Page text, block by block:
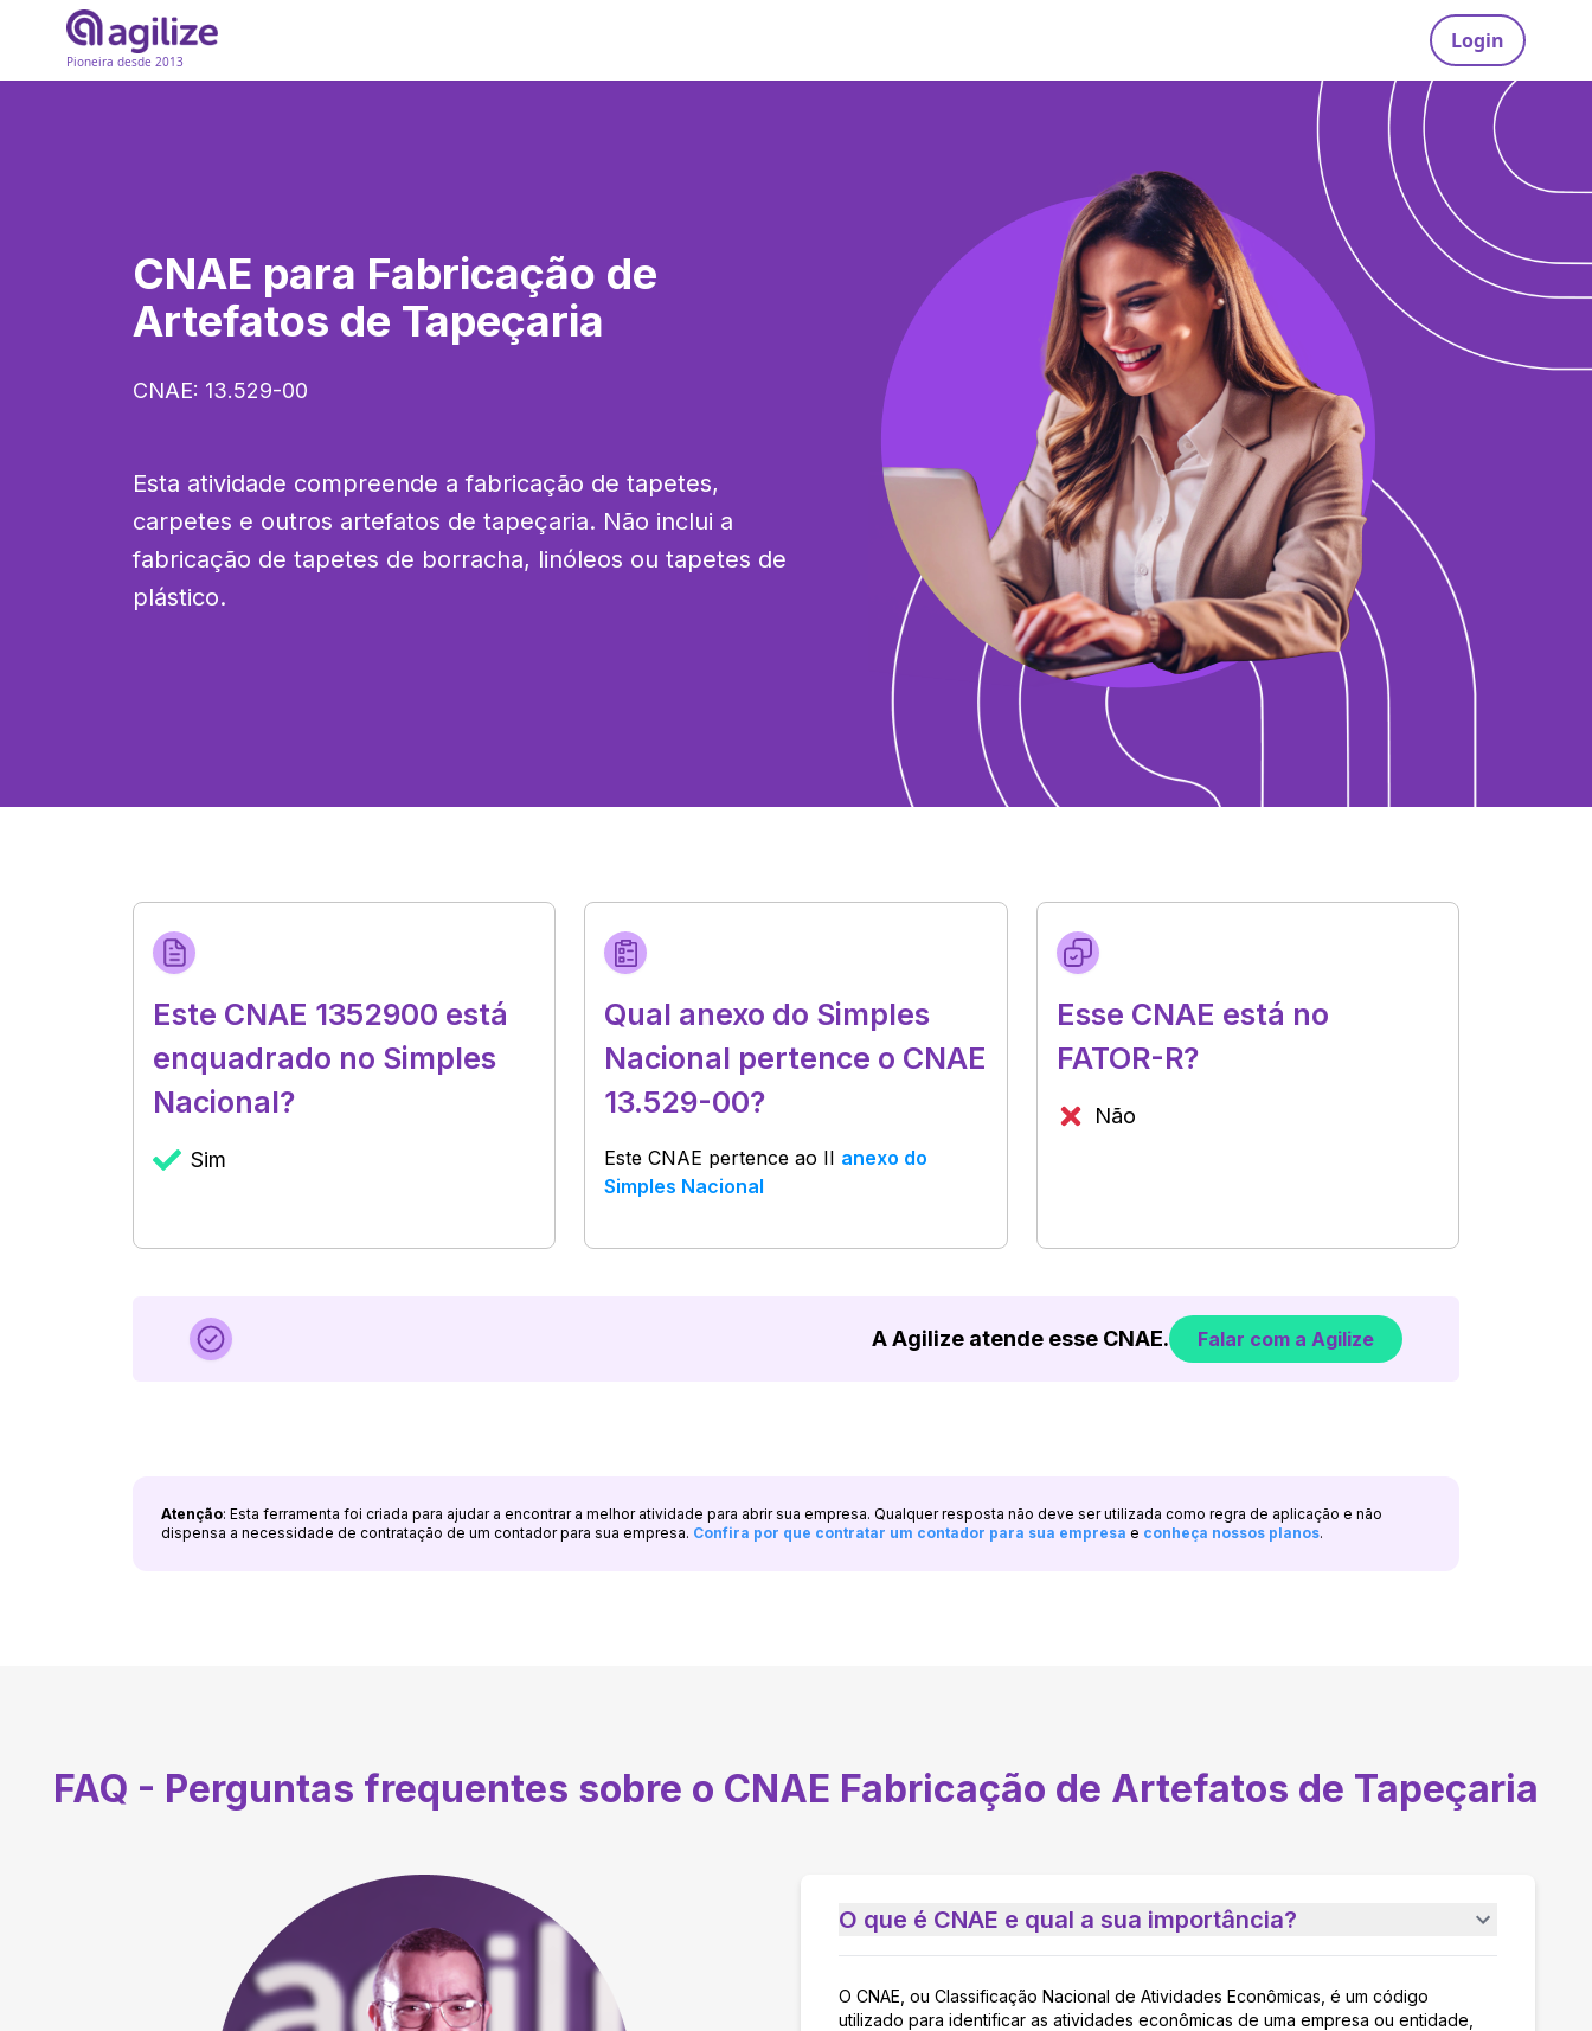
Pioneira desde 2013
Login
CNAE para Fabricação de
Artefatos de Tapeçaria
CNAE: 13.529-00
Esta atividade compreende a fabricação de tapetes,
carpetes e outros artefatos de tapeçaria. Não inclui a
fabricação de tapetes de borracha, linóleos ou tapetes de
plástico.
Este CNAE 1352900 está
enquadrado no Simples
Nacional?
Sim
Qual anexo do Simples
Nacional pertence o CNAE
13.529-00?
Este CNAE pertence ao II anexo do
Simples Nacional
Esse CNAE está no
FATOR-R?
Não
A Agilize atende esse CNAE. Falar com a Agilize
Atenção: Esta ferramenta foi criada para ajudar a encontrar a melhor atividade para abrir sua empresa. Qualquer resposta não deve ser utilizada como regra de aplicação e não
dispensa a necessidade de contratação de um contador para sua empresa. Confira por que contratar um contador para sua empresa e conheça nossos planos.
FAQ - Perguntas frequentes sobre o CNAE Fabricação de Artefatos de Tapeçaria
O que é CNAE e qual a sua importância?
O CNAE, ou Classificação Nacional de Atividades Econômicas, é um código
utilizado para identificar as atividades econômicas de uma empresa ou entidade,